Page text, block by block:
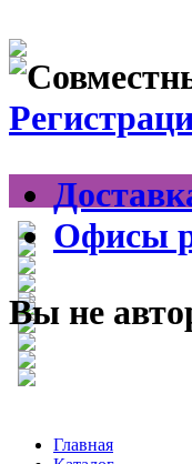
Офисы
Вы не
Главная